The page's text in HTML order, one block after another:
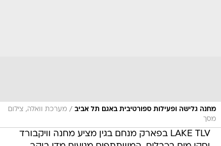
מחנה גלישה ופעילות ספורטיבית באגם תל אביב / מערכת וואלה, צילום
מסך
LAKE TLV בפארק מנחם בגין מציע מחנה וויקבורד